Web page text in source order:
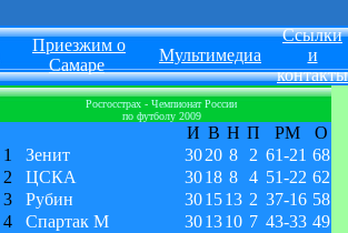
Приезжим о
Самаре
Мультимедиа
Ссылки
и
контакты
Росгосстрах - Чемпионат России
по футболу 2009
И В Н П РМ
О
1
Зенит 3020 8 2 61-21 68
2
ЦСКА 3018 8 4 51-22 62
3
Рубин 301513 2 37-16 58
4
Спартак М 301310 7 43-33 49